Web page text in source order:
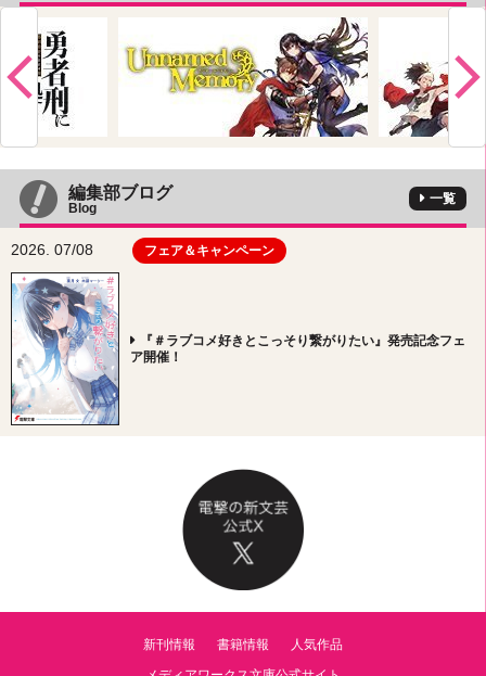
編集部ブログ
Blog
一覧
2026. 07/08 フェア＆キャンペーン
『＃ラブコメ好きとこっそり繋がりたい』発売記念フェ
ア開催！
新刊情報 書籍情報
人気作品